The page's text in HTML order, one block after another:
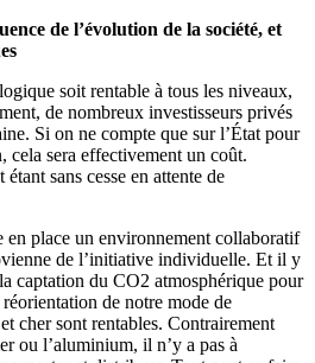
de l’évolution de la société, et
soit rentable à tous les niveaux,
de nombreux investisseurs privés
Si on ne compte que sur l’État pour
cela sera effectivement un coût.
sans cesse en attente de
en place un environnement collaboratif
de l’initiative individuelle. Et il y
captation du CO2 atmosphérique pour
de notre mode de
cher sont rentables. Contrairement
ou l’aluminium, il n’y a pas à